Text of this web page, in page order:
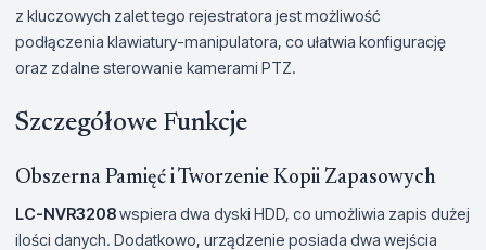
z kluczowych zalet tego rejestratora jest możliwość
podłączenia klawiatury-manipulatora, co ułatwia konfigurację
oraz zdalne sterowanie kamerami PTZ.
Szczegółowe Funkcje
Obszerna Pamięć i Tworzenie Kopii Zapasowych
LC-NVR3208wspiera dwa dyski HDD, co umożliwia zapis dużej
ilości danych. Dodatkowo, urządzenie posiada dwa wejścia